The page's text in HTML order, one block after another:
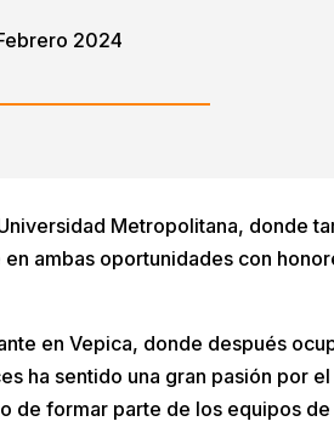
2024
Metropolitana, donde
ambas oportunidades con
en Vepica, donde después
ha sentido una gran pasión por
de formar parte de los equipos